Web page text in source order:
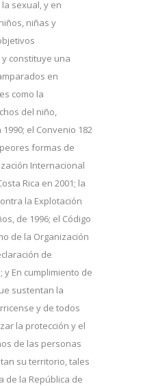
sexual, y en
niñas y
constituye una
en
como la
del niño,
el Convenio 182
formas de
Internacional
Rica en 2001; la
la Explotación
de 1996; el Código
de la Organización
de
y En cumplimiento de
sustentan la
y de todos
la protección y el
de las personas
su territorio, tales
de la República de